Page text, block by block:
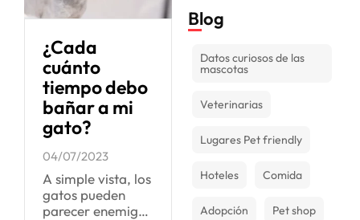
¿Cada
cuánto
tiempo debo
bañar a mi
gato?
04/07/2023
A simple vista, los
gatos pueden
parecer enemigos
Blog
Datos curiosos de las
mascotas
Veterinarias
Lugares Pet friendly
Hoteles Comida
Adopción Pet shop